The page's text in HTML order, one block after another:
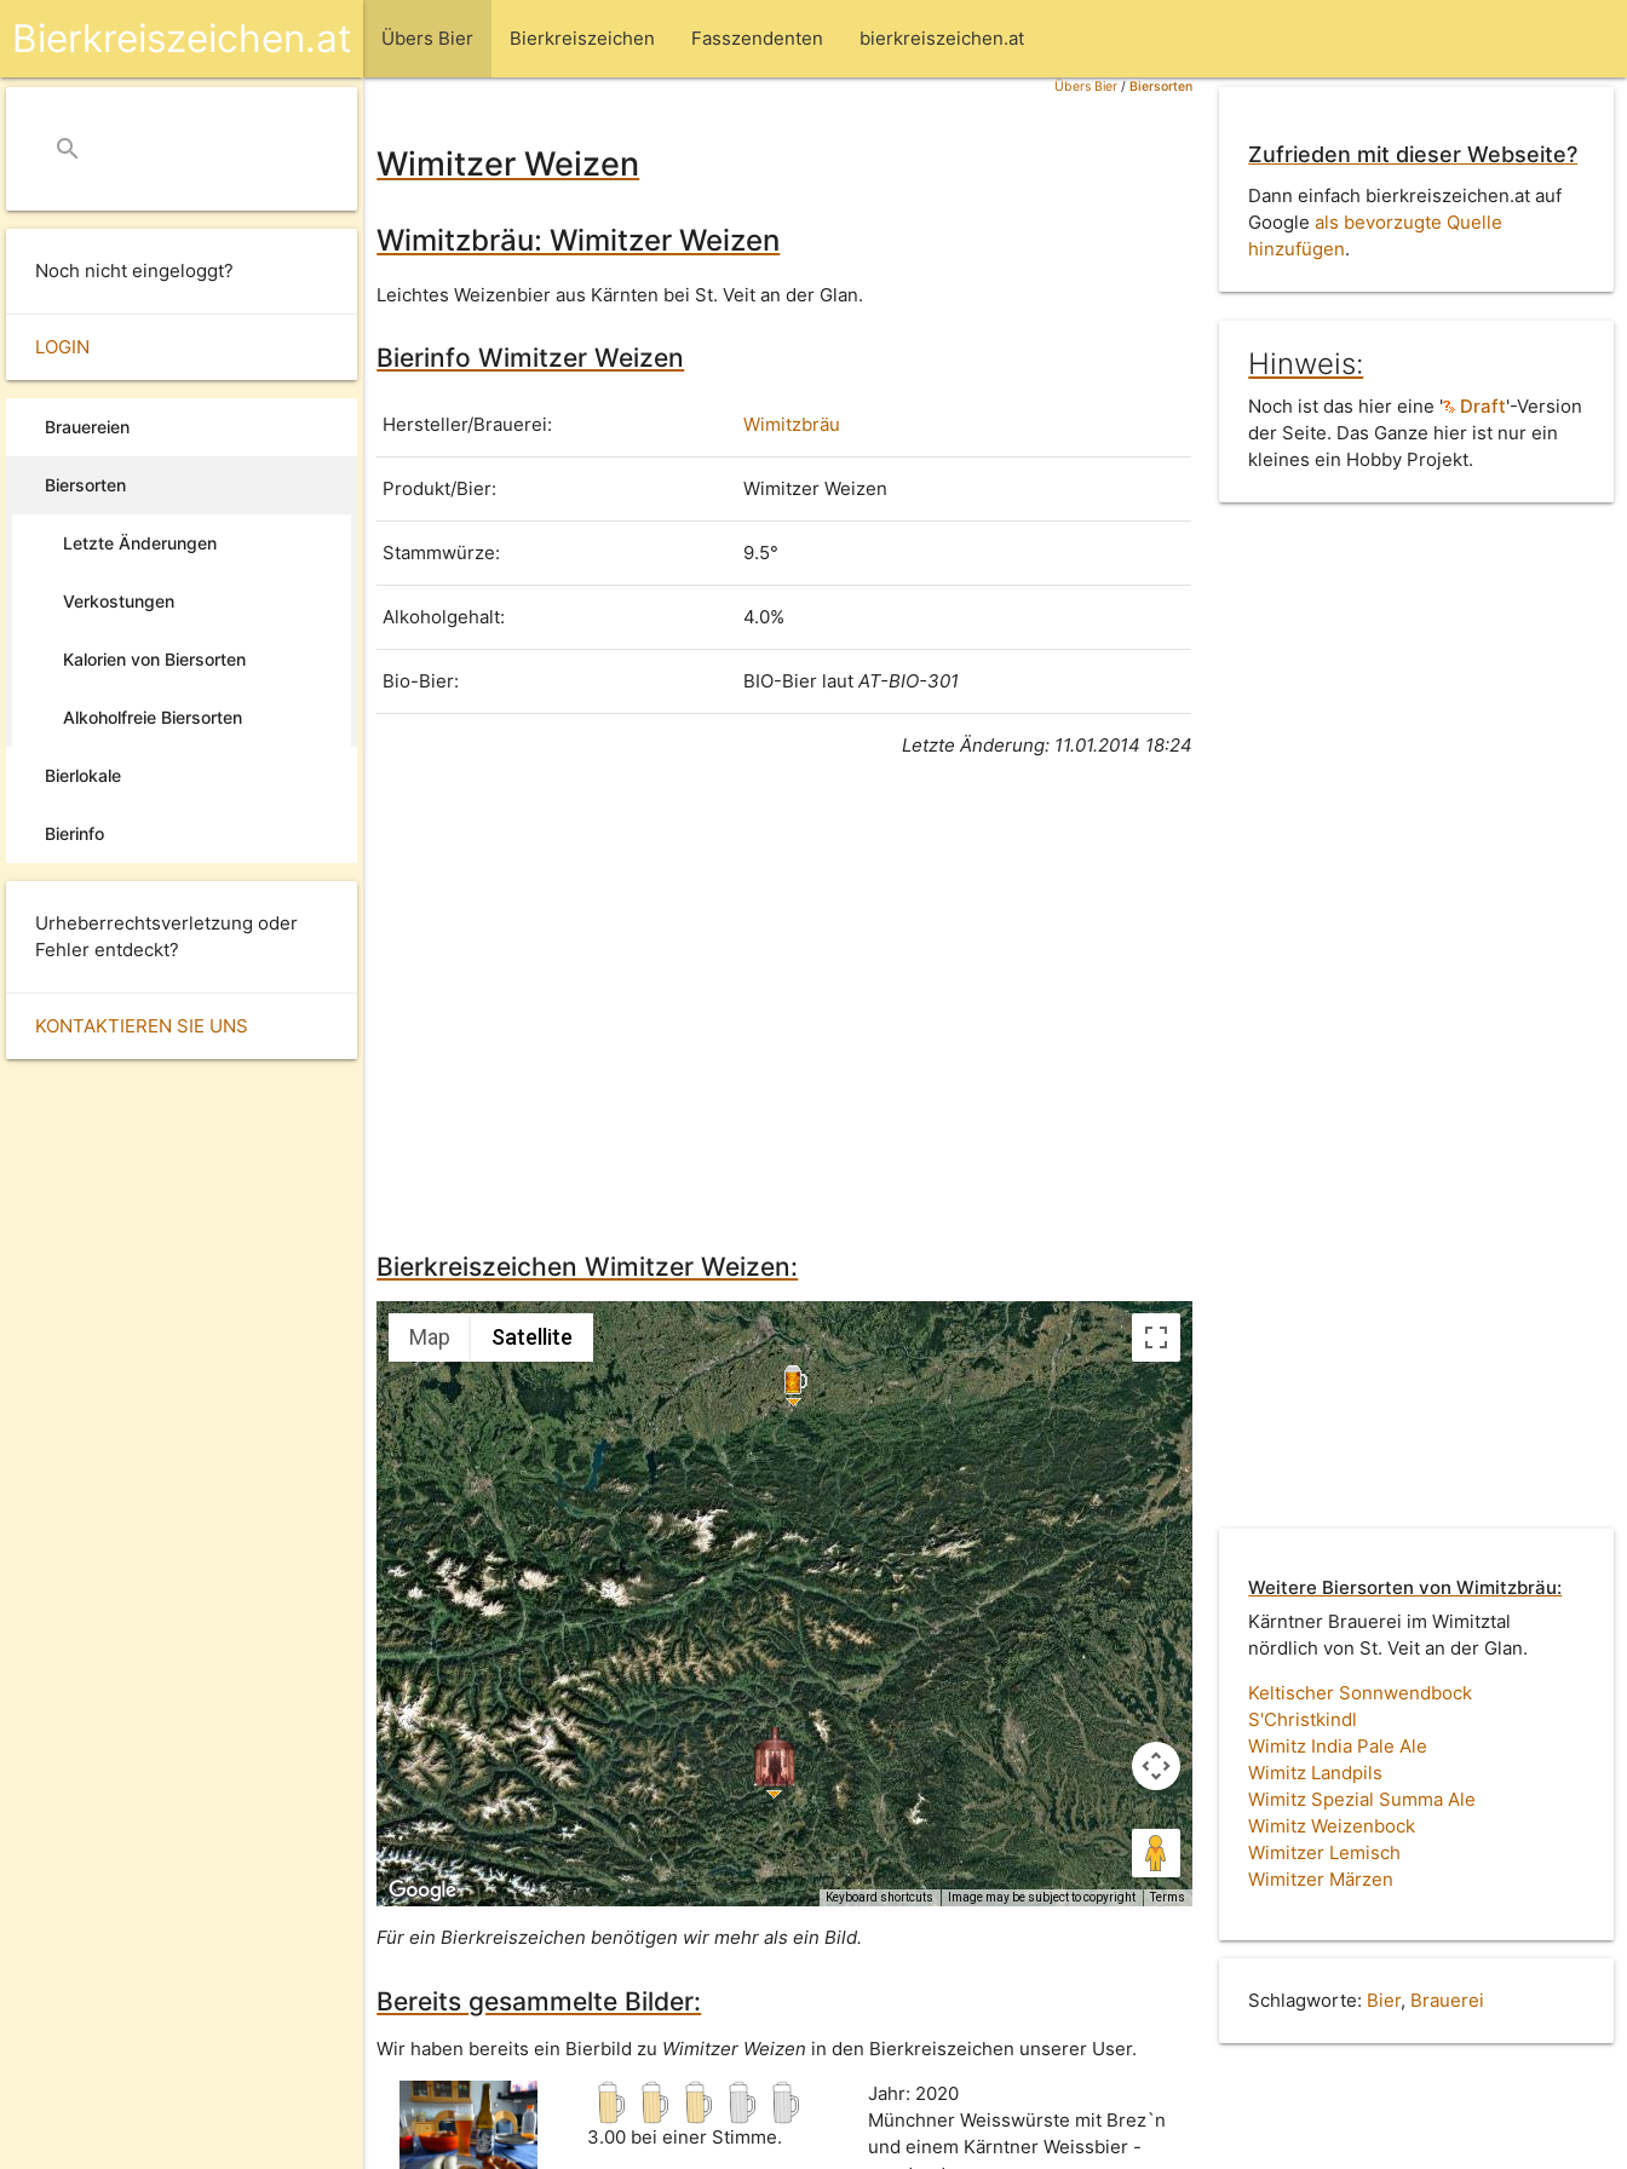
Übers Bier Bierkreiszeichen Fasszendenten bierkreiszeichen.at
Bierkreiszeichen.at
search
Noch nicht eingeloggt?
LOGIN
Brauereien
Biersorten
Letzte Änderungen
Verkostungen
Kalorien von Biersorten
Alkoholfreie Biersorten
Bierlokale
Bierinfo
Urheberrechtsverletzung oder
Fehler entdeckt?
KONTAKTIEREN SIE UNS
Übers Bier/Biersorten
Wimitzer Weizen
Wimitzbräu: Wimitzer Weizen
Leichtes Weizenbier aus Kärnten bei St. Veit an der Glan.
Bierinfo Wimitzer Weizen
Hersteller/Brauerei: Wimitzbräu
Produkt/Bier: Wimitzer Weizen
Stammwürze: 9.5°
Alkoholgehalt: 4.0%
Bio-Bier: BIO-Bier lautAT-BIO-301
Letzte Änderung: 11.01.2014 18:24
Zufrieden mit dieser Webseite?
Dann einfach bierkreiszeichen.at auf
Googleals bevorzugte Quelle
hinzufügen.
Hinweis:
Noch ist das hier eine ' Draft'-Version
der Seite. Das Ganze hier ist nur ein
kleines ein Hobby Projekt.
Bierkreiszeichen Wimitzer Weizen:
Map Satellite
Keyboard shortcuts Image may be subject to copyright Terms
Für ein Bierkreiszeichen benötigen wir mehr als ein Bild.
Bereits gesammelte Bilder:
Wir haben bereits ein Bierbild zu Wimitzer Weizen in den Bierkreiszeichen unserer User.
3.00 bei einer Stimme.
Jahr: 2020
Münchner Weisswürste mit Brez`n
und einem Kärntner Weissbier -
Weitere Biersorten von Wimitzbräu:
Kärntner Brauerei im Wimitztal
nördlich von St. Veit an der Glan.
Keltischer Sonnwendbock
S'Christkindl
Wimitz India Pale Ale
Wimitz Landpils
Wimitz Spezial Summa Ale
Wimitz Weizenbock
Wimitzer Lemisch
Wimitzer Märzen
Schlagworte: Bier, Brauerei